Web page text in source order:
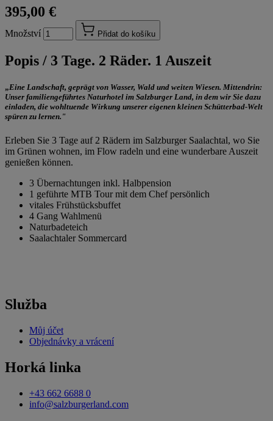
395,00 €
Množství Přidat do košíku
Popis / 3 Tage. 2 Räder. 1 Auszeit
„Eine Landschaft, geprägt von Wasser, Wald und weiten Wiesen. Mittendrin:
Unser familiengeführtes Naturhotel im Salzburger Land, in dem wir Sie dazu
einladen, die wohltuende Wirkung unserer eigenen kleinen Schütterbad-Welt
spüren zu lernen."
Erleben Sie 3 Tage auf 2 Rädern im Salzburger Saalachtal, wo Sie
im Grünen wohnen, im Flow radeln und eine wunderbare Auszeit
genießen können.
3 Übernachtungen inkl. Halbpension
1 geführte MTB Tour mit dem Chef persönlich
vitales Frühstücksbuffet
4 Gang Wahlmenü
Naturbadeteich
Saalachtaler Sommercard
Služba
Můj účet
Objednávky a vrácení
Horká linka
+43 662 6688 0
info@salzburgerland.com